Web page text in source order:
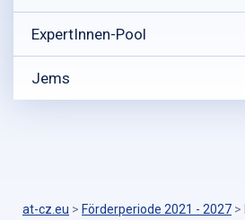
ExpertInnen-Pool
Jems
at-cz.eu > Förderperiode 2021 - 2027 >